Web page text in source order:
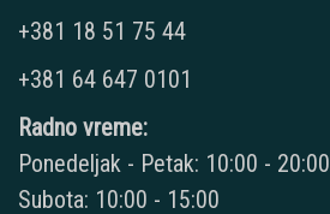
+381 18 51 75 44
+381 64 647 0101
Radno vreme:
Ponedeljak - Petak: 10:00 - 20:00
Subota: 10:00 - 15:00